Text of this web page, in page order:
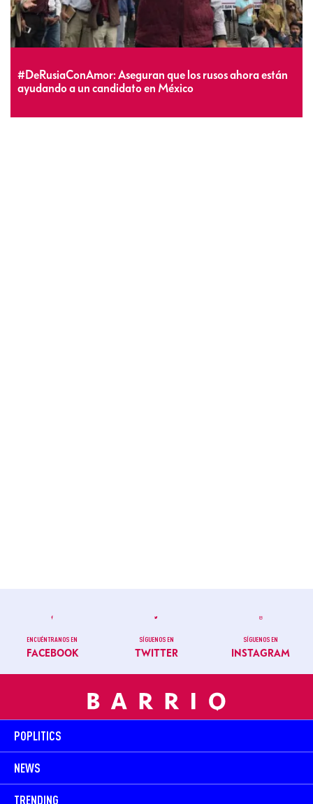
#DeRusiaConAmor: Aseguran que los rusos ahora están
ayudando a un candidato en México
ENCUÉNTRANOS EN
FACEBOOK
SÍGUENOS EN
TWITTER
SÍGUENOS EN
INSTAGRAM
POPLITICS
NEWS
TRENDING